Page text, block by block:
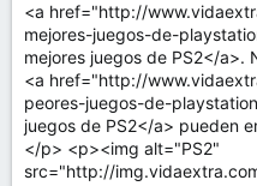
<a href="http://
mejores-juegos-de-
mejores juegos de PS2</a>.
<a href="http://
peores-juegos-de-
juegos de PS2</a> pueden
</p> <p><img alt="PS2"
src="http://